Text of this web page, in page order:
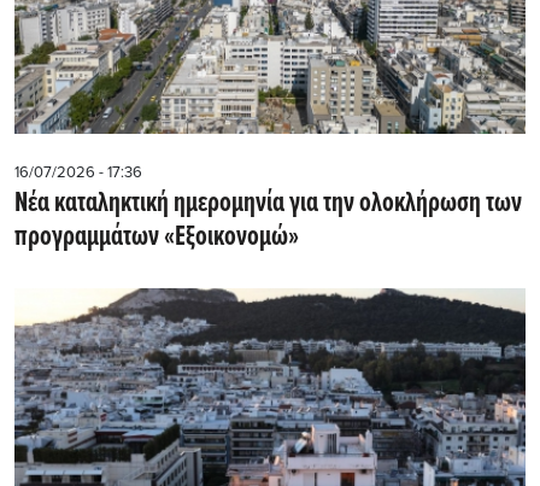
16/07/2026 - 17:36
Νέα καταληκτική ημερομηνία για την ολοκλήρωση των
προγραμμάτων «Εξοικονομώ»